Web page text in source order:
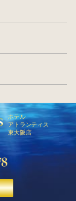
ホテル
アトランティス
東大阪店